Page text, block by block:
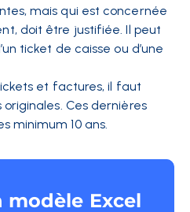
mais qui est concernée
doit être justifiée. Il peut
ticket de caisse ou d’une
et factures, il faut
Ces dernières
minimum 10 ans.
modèle Excel